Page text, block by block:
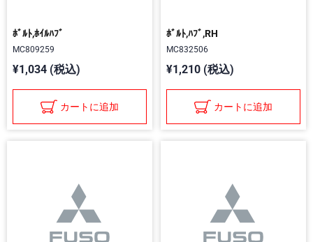
ﾎﾞﾙﾄ,ﾎｲﾙﾊﾌﾞ
MC809259
¥1,034 (税込)
カートに追加
ﾎﾞﾙﾄ,ﾊﾌﾞ,RH
MC832506
¥1,210 (税込)
カートに追加